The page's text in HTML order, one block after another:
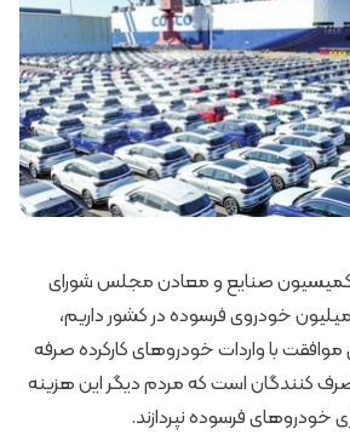
صنایع و معادن مجلس شورای
اسلامی با بیان اینکه ۱۵ میلیون خودروی فرسوده در کشور داریم،
با واردات خودروهای کارکرده صرفه
کنندگان است که مردم دیگر این هزینه
خودروهای فرسوده نپردازند.